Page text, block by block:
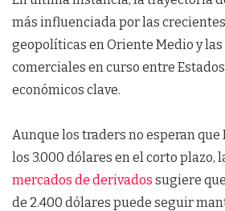
más influenciada por las
geopolíticas en Oriente Medio y
comerciales en curso entre
económicos clave.
Aunque los traders no esperan que
los 3.000 dólares en el corto plazo,
mercados de derivados sugiere
de 2.400 dólares puede seguir